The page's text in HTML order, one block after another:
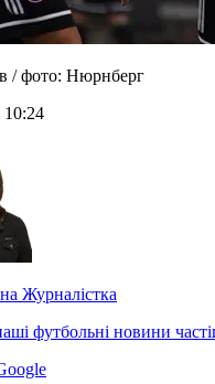
/ фото: Нюрнберг
10:24
Журналістка
футбольні новини